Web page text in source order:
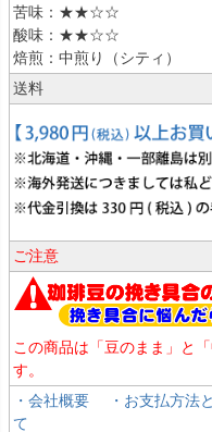
苦味：★★☆☆
酸味：★★☆☆
焙煎：中煎り（シティ）
送料
ご注意
この商品は「豆のまま」と
す。
・会社概要
・お支払方法
て